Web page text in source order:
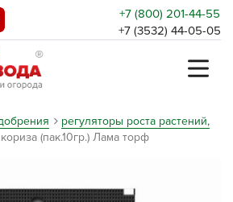
+7 (800) 201-44-55
+7 (3532) 44-05-05
регуляторы роста растений,
(пак.10гр.) Лама торф